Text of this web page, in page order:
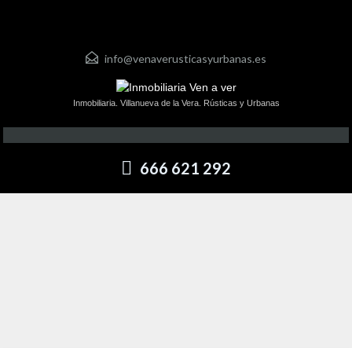
info@venaverusticasyurbanas.es
Inmobiliaria. Villanueva de la Vera. Rústicas y Urbanas
666 621 292